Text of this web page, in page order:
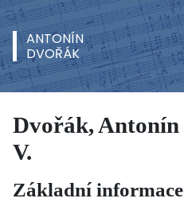
ANTONÍN
DVOŘÁK
Dvořák, Antonín
V.
Základní informace